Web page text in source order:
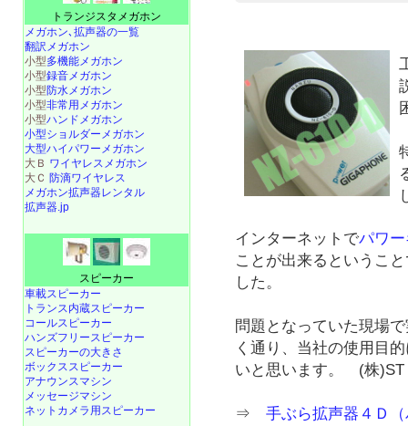
インターネットでパワ
ことが出来るというこ
した。
問題となっていた現場
く通り、当社の使用目
いと思います。 (株
⇒手ぶら拡声器４Ｄ
トランジスタメガホン
メガホン､拡声器の一覧
翻訳メガホン
小型多機能メガホン
小型録音メガホン
小型防水メガホン
小型非常用メガホン
小型ハンドメガホン
小型ショルダーメガホン
大型ハイパワーメガホン
大Ｂ ワイヤレスメガホン
大Ｃ 防滴ワイヤレス
メガホン拡声器レンタル
拡声器.jp
スピーカー
車載スピーカー
トランス内蔵スピーカー
コールスピーカー
ハンズフリースピーカー
スピーカーの大きさ
ボックススピーカー
アナウンスマシン
メッセージマシン
ネットカメラ用スピーカー